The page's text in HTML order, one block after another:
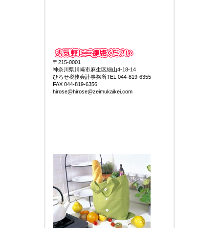
〒215-0001
神奈川県川崎市麻生区細山4-18-14
ひろせ税務会計事務所TEL 044-819-6355
FAX 044-819-6356
hirose@hirose@zeimukaikei.com